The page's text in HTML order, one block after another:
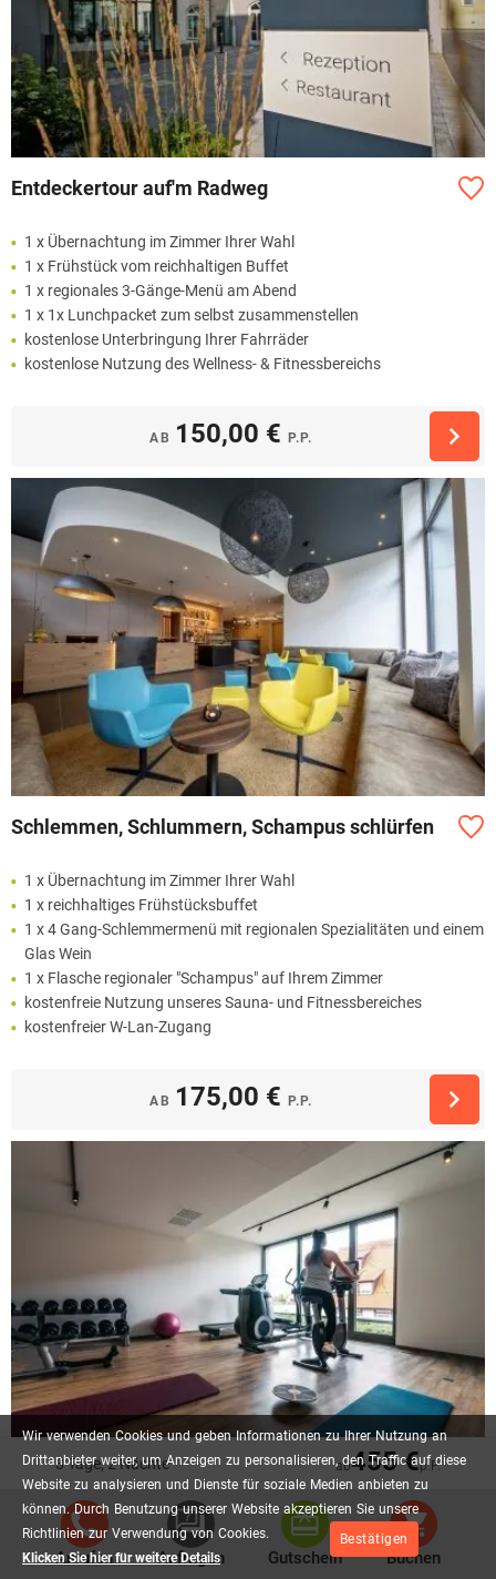
Wir verwenden Cookies und geben Informationen zu Ihrer Nutzung an
Drittanbieter weiter, um Anzeigen zu personalisieren, den Traffic auf diese
Website zu analysieren und Dienste für soziale Medien anbieten zu
können. Durch Benutzung unserer Website akzeptieren Sie unsere
Richtlinien zur Verwendung von Cookies.
Klicken Sie hier für weitere Details
Bestätigen
3 Tage, 2 Nächte ab455 €p.P.
Anrufen Anfragen Gutschein Buchen
Entdeckertour auf'm Radweg
1 x Übernachtung im Zimmer Ihrer Wahl
1 x Frühstück vom reichhaltigen Buffet
1 x regionales 3-Gänge-Menü am Abend
1 x 1x Lunchpacket zum selbst zusammenstellen
kostenlose Unterbringung Ihrer Fahrräder
kostenlose Nutzung des Wellness- & Fitnessbereichs
AB 150,00 € P.P.
Schlemmen, Schlummern, Schampus schlürfen
1 x Übernachtung im Zimmer Ihrer Wahl
1 x reichhaltiges Frühstücksbuffet
1 x 4 Gang-Schlemmermenü mit regionalen Spezialitäten und einem
Glas Wein
1 x Flasche regionaler "Schampus" auf Ihrem Zimmer
kostenfreie Nutzung unseres Sauna- und Fitnessbereiches
kostenfreier W-Lan-Zugang
AB 175,00 € P.P.
Einfach weg & abschalten!
2 x Übernachtung
2 x Frühstück vom reichhaltigen Buffet